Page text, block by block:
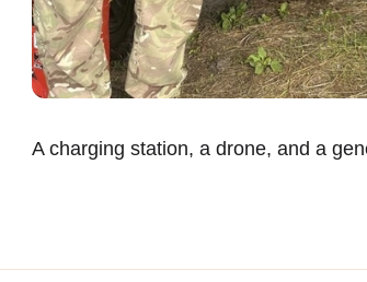
A charging station, a drone, and a